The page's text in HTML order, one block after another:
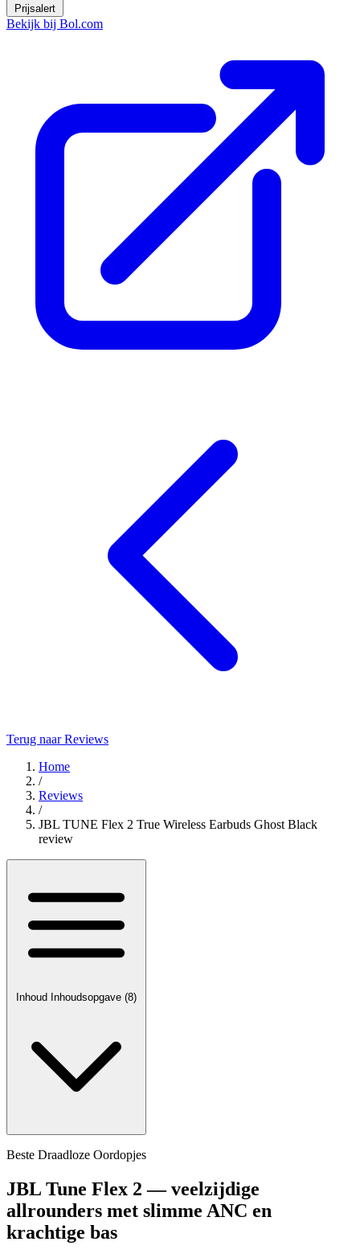
Prijsalert
Bekijk bij Bol.com
Terug naar Reviews
Home
/
Reviews
/
JBL TUNE Flex 2 True Wireless Earbuds Ghost Black
review
Inhoud Inhoudsopgave (8)
Beste Draadloze Oordopjes
JBL Tune Flex 2 — veelzijdige
allrounders met slimme ANC en
krachtige bas